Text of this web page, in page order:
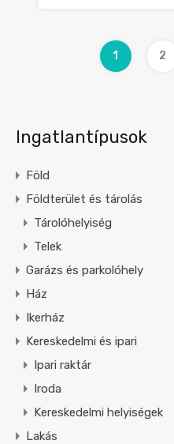
1 2
Ingatlantípusok
Föld
Földterület és tárolás
Tárolóhelyiség
Telek
Garázs és parkolóhely
Ház
Ikerház
Kereskedelmi és ipari
Ipari raktár
Iroda
Kereskedelmi helyiségek
Lakás